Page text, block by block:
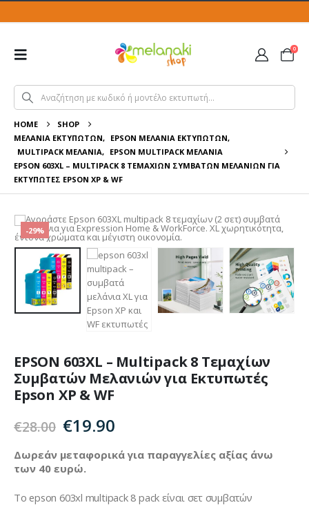
0
HOME
SHOP
ΜΕΛΆΝΙΑ ΕΚΤΥΠΩΤΏΝ, EPSON ΜΕΛΆΝΙΑ ΕΚΤΥΠΩΤΏΝ,
MULTIPACK ΜΕΛΆΝΙΑ, EPSON MULTIPACK ΜΕΛΆΝΙΑ
EPSON 603XL – MULTIPACK 8 ΤΕΜΑΧΊΩΝ ΣΥΜΒΑΤΏΝ ΜΕΛΑΝΙΏΝ ΓΙΑ
ΕΚΤΥΠΩΤΈΣ EPSON XP & WF
-29%
EPSON 603XL – Multipack 8 Τεμαχίων
Συμβατών Μελανιών για Εκτυπωτές
Epson XP & WF
€28.00 Original
was:
€28.00.
€19.90
τιμή
€19.90.
Δωρεάν μεταφορικά για παραγγελίες αξίας άνω
των 40 ευρώ.
Το epson 603xl multipack 8 pack είναι σετ συμβατών